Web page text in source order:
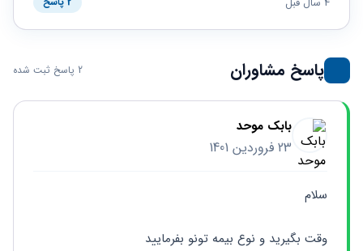
مهریه
حقوقی
خانواده
حقوقی
کسب
و کار
سئو و
سازی
سایت
شرکت
پاسخ مشاوران 2 پاسخ ثبت شده
بابک موحد
23 فروردین 1401
سلام
وقت بگیرید و نوع بیمه تونو بفرمایید